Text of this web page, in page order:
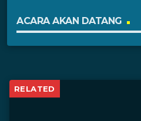
ACARA AKAN DATANG
RELATED